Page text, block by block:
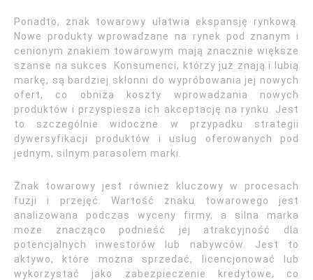
Ponadto, znak towarowy ułatwia ekspansję rynkową.
Nowe produkty wprowadzane na rynek pod znanym i
cenionym znakiem towarowym mają znacznie większe
szanse na sukces. Konsumenci, którzy już znają i lubią
markę, są bardziej skłonni do wypróbowania jej nowych
ofert, co obniża koszty wprowadzania nowych
produktów i przyspiesza ich akceptację na rynku. Jest
to szczególnie widoczne w przypadku strategii
dywersyfikacji produktów i usług oferowanych pod
jednym, silnym parasolem marki.
Znak towarowy jest również kluczowy w procesach
fuzji i przejęć. Wartość znaku towarowego jest
analizowana podczas wyceny firmy, a silna marka
może znacząco podnieść jej atrakcyjność dla
potencjalnych inwestorów lub nabywców. Jest to
aktywo, które można sprzedać, licencjonować lub
wykorzystać jako zabezpieczenie kredytowe, co